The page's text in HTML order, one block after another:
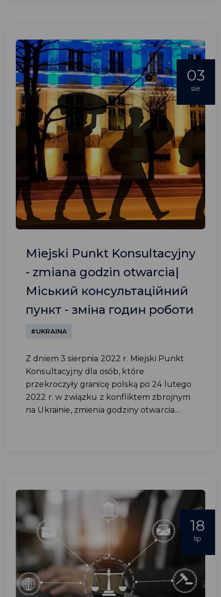
03
sie
Miejski Punkt Konsultacyjny
- zmiana godzin otwarcia|
Міський консультаційний
пункт - зміна годин роботи
#UKRAINA
Z dniem 3 sierpnia 2022 r. Miejski Punkt
Konsultacyjny dla osób, które
przekroczyły granicę polską po 24 lutego
2022 r. w związku z konfliktem zbrojnym
na Ukrainie, zmienia godziny otwarcia....
18
lip